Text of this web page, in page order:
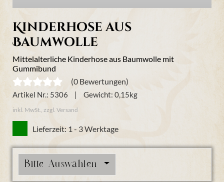
Kinderhose aus
Baumwolle
Mittelalterliche Kinderhose aus Baumwolle mit
Gummibund
(0 Bewertungen)
Artikel Nr.: 5306 Gewicht: 0,15kg
inkl. MwSt., zzgl. Versand
Lieferzeit: 1 - 3 Werktage
Bitte Auswählen